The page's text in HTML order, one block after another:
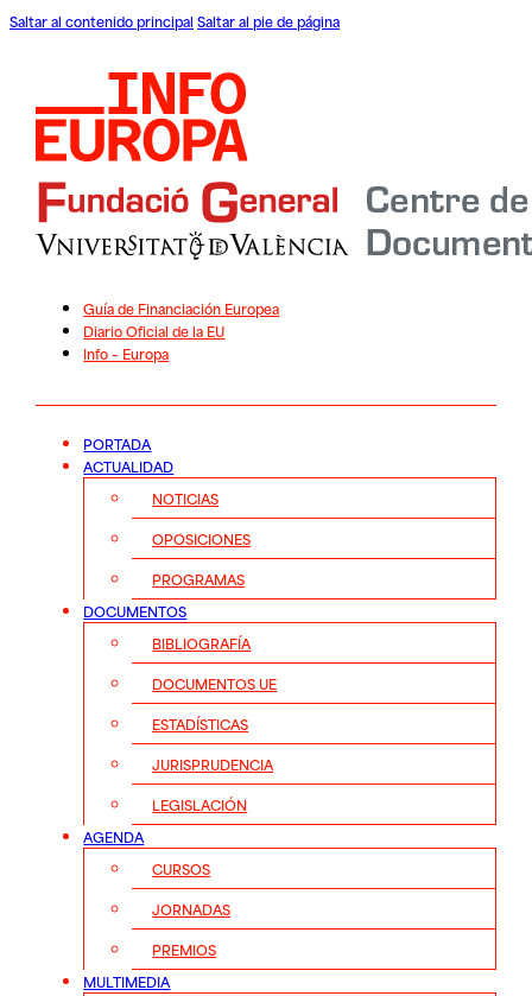
Saltar al contenido principal Saltar al pie de página
Guía de Financiación Europea
Diario Oficial de la EU
Info – Europa
PORTADA
ACTUALIDAD
NOTICIAS
OPOSICIONES
PROGRAMAS
DOCUMENTOS
BIBLIOGRAFÍA
DOCUMENTOS UE
ESTADÍSTICAS
JURISPRUDENCIA
LEGISLACIÓN
AGENDA
CURSOS
JORNADAS
PREMIOS
MULTIMEDIA